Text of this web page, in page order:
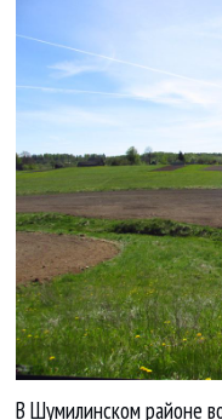
В Шумилинском районе